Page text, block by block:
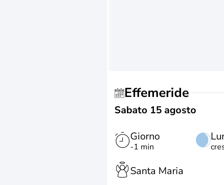
Effemeride
Sabato 15 agosto
Giorno
-1 min
Santa Maria